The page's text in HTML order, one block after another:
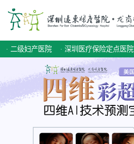
· 二级妇产医院 · 深圳医疗保险定点医院